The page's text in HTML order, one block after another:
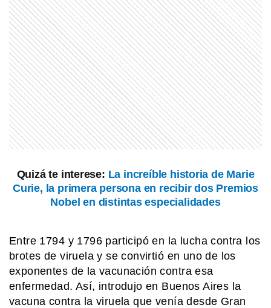
Quizá te interese: La increíble historia de Marie
Curie, la primera persona en recibir dos Premios
Nobel en distintas especialidades
Entre 1794 y 1796 participó en la lucha contra los
brotes de viruela y se convirtió en uno de los
exponentes de la vacunación contra esa
enfermedad. Así, introdujo en Buenos Aires la
vacuna contra la viruela que venía desde Gran
ponen panza arriba?
MI PAIS
¿Sabías que Yrigoyen y Alem eran
familia? Esta es su historia
PERSONAS
Luis Monti: el futbolista que vistió la
camiseta de Argentina e Italia y pasó
a la historia como el único jugador en
Mundo
SABER MAS
Beneficios de la leche: un alimento
que va más allá de la infancia
EL MUNDO
¡Velocidad y estilo! La increíble
historia de la locomotora PRR GG1.